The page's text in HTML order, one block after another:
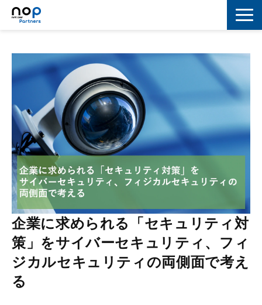
マーケティング
セキュリティ
IoT
コラボレーション
スキルアップ
企業に求められる「セキュリティ対
策」をサイバーセキュリティ、フィ
ジカルセキュリティの両側面で考え
る